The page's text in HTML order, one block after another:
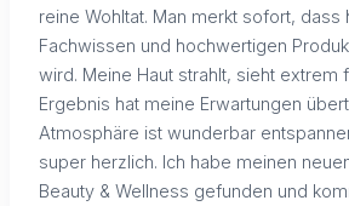
reine Wohltat. Man merkt sofort, dass
Fachwissen und hochwertigen
wird. Meine Haut strahlt, sieht extrem
Ergebnis hat meine Erwartungen
Atmosphäre ist wunderbar
super herzlich. Ich habe meinen
Beauty & Wellness gefunden und